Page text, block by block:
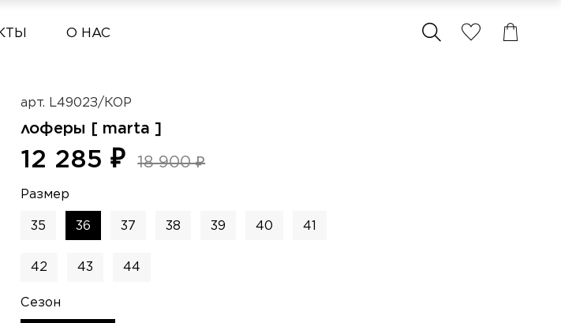
О НАС
арт. L4902З/КОР
лоферы [ marta ]
12 285 ₽ 18 900 ₽
Размер
35 36 37 38 39 40 41
42 43 44
Сезон